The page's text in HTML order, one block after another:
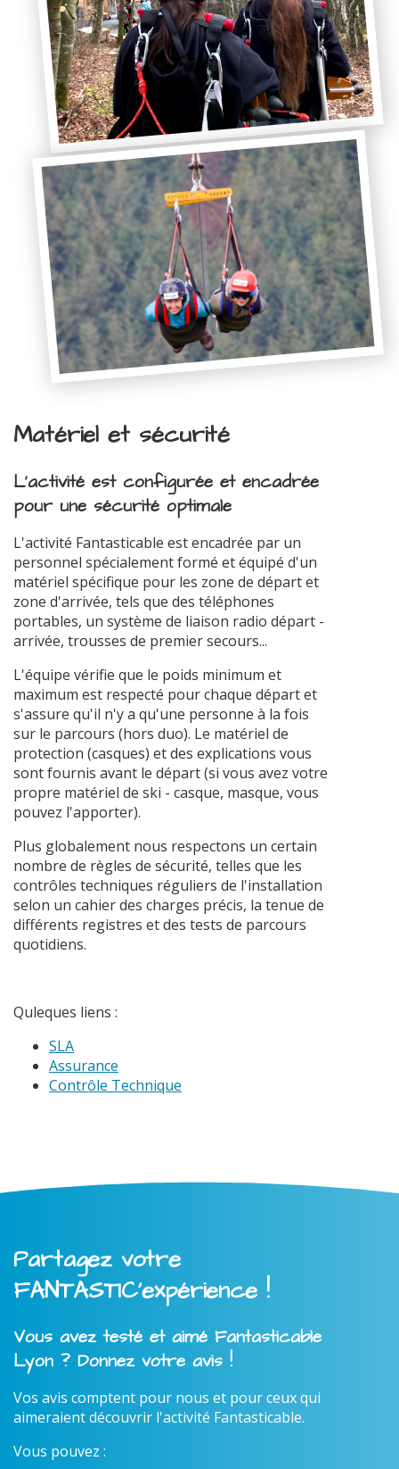
Matériel et sécurité
L'activité est configurée et encadrée
pour une sécurité optimale
L'activité Fantasticable est encadrée par un
personnel spécialement formé et équipé d'un
matériel spécifique pour les zone de départ et
zone d'arrivée, tels que des téléphones
portables, un système de liaison radio départ -
arrivée, trousses de premier secours...
L'équipe vérifie que le poids minimum et
maximum est respecté pour chaque départ et
s'assure qu'il n'y a qu'une personne à la fois
sur le parcours (hors duo). Le matériel de
protection (casques) et des explications vous
sont fournis avant le départ (si vous avez votre
propre matériel de ski - casque, masque, vous
pouvez l'apporter).
Plus globalement nous respectons un certain
nombre de règles de sécurité, telles que les
contrôles techniques réguliers de l'installation
selon un cahier des charges précis, la tenue de
différents registres et des tests de parcours
quotidiens.
Quleques liens :
SLA
Assurance
Contrôle Technique
Partagez votre
FANTASTIC'expérience !
Vous avez testé et aimé Fantasticable
Lyon ? Donnez votre avis !
Vos avis comptent pour nous et pour ceux qui
aimeraient découvrir l'activité Fantasticable.
Vous pouvez :